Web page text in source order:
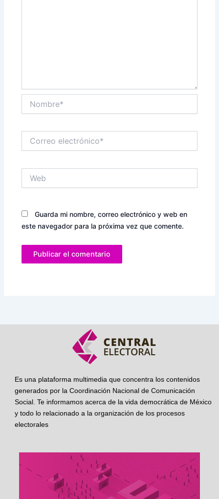
electrónico*
Guarda mi nombre, correo electrónico y web en
este navegador para la próxima vez que comente.
Es una plataforma multimedia que concentra los contenidos
generados por la Coordinación Nacional de Comunicación
Social. Te informamos acerca de la vida democrática de México
y todo lo relacionado a la organización de los procesos
electorales